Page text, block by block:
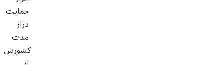
حمایت
دراز
مدت
کشورش